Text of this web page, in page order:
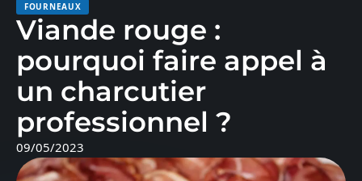
FOURNEAUX
Viande rouge :
pourquoi faire appel à
un charcutier
professionnel ?
09/05/2023